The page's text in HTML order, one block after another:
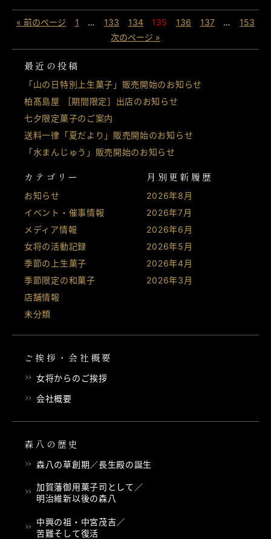
最近の投稿
「山の日特別上生菓子」販売開始のお知らせ
柏髙島屋 ［期間限定］出店のお知らせ
七夕限定菓子のご案内
送料一律「夏だより」販売開始のお知らせ
「水まんじゅう」販売開始のお知らせ
カテゴリー
お知らせ
イベント・催事情報
メディア情報
女将の活動記録
季節の上生菓子
季節限定の和菓子
店舗情報
未分類
月別更新履歴
2026年8月
2026年7月
2026年6月
2026年5月
2026年4月
2026年3月
ご挨拶・会社概要
女将からのご挨拶
会社概要
森八の歴史
森八の草創期／長生殿の誕生
加賀藩御用菓子司として／
明治維新以後の森八
中興の祖・中宮茂吉／
苦難そして復活
« 前のページ 1 … 133 134 135 136 137 …
153
次のページ »